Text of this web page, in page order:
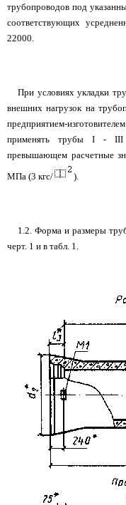
трубопроводов под
соответствующих
22000.
При условиях укладки
внешних нагрузок на
предприятием-
применять трубы I - III
превышающем расчетные
МПа (3 кгс/
).
1.2. Форма и размеры
черт. 1 и в табл. 1.